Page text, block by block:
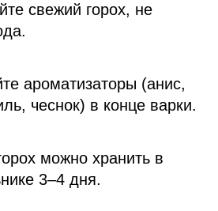
свежий горох, не
ароматизаторы (анис,
чеснок) в конце варки.
можно хранить в
3–4 дня.